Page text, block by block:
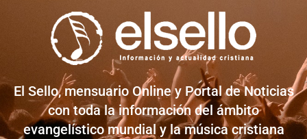
El Sello, mensuario Online y Portal de Noticias
con toda la información del ámbito
evangelístico mundial y la música cristiana